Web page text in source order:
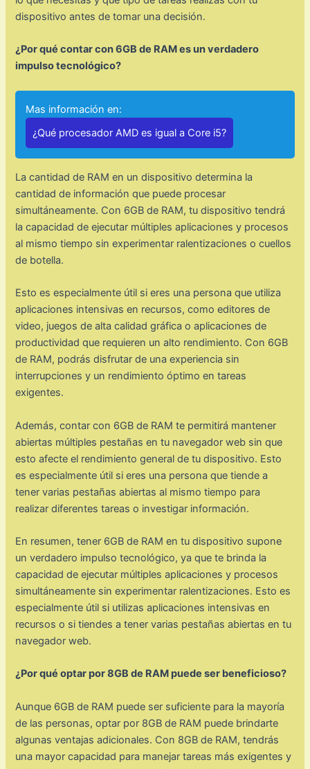
dispositivo antes de tomar una decisión.
¿Por qué contar con 6GB de RAM es un verdadero
impulso tecnológico?
Mas información en:
¿Qué procesador AMD es igual a Core i5?
La cantidad de RAM en un dispositivo determina la
cantidad de información que puede procesar
simultáneamente. Con 6GB de RAM, tu dispositivo tendrá
la capacidad de ejecutar múltiples aplicaciones y procesos
al mismo tiempo sin experimentar ralentizaciones o cuellos
de botella.
Esto es especialmente útil si eres una persona que utiliza
aplicaciones intensivas en recursos, como editores de
video, juegos de alta calidad gráfica o aplicaciones de
productividad que requieren un alto rendimiento. Con 6GB
de RAM, podrás disfrutar de una experiencia sin
interrupciones y un rendimiento óptimo en tareas
exigentes.
Además, contar con 6GB de RAM te permitirá mantener
abiertas múltiples pestañas en tu navegador web sin que
esto afecte el rendimiento general de tu dispositivo. Esto
es especialmente útil si eres una persona que tiende a
tener varias pestañas abiertas al mismo tiempo para
realizar diferentes tareas o investigar información.
En resumen, tener 6GB de RAM en tu dispositivo supone
un verdadero impulso tecnológico, ya que te brinda la
capacidad de ejecutar múltiples aplicaciones y procesos
simultáneamente sin experimentar ralentizaciones. Esto es
especialmente útil si utilizas aplicaciones intensivas en
recursos o si tiendes a tener varias pestañas abiertas en tu
navegador web.
¿Por qué optar por 8GB de RAM puede ser beneficioso?
Aunque 6GB de RAM puede ser suficiente para la mayoría
de las personas, optar por 8GB de RAM puede brindarte
algunas ventajas adicionales. Con 8GB de RAM, tendrás
una mayor capacidad para manejar tareas más exigentes y